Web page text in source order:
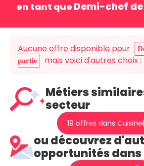
en tant que Demi-chef
Aucune offre disponible pour
partie
mais voici d'autres choix :
Métiers
secteur
19 offres dans Cuisine
ou découvrez
opportunités